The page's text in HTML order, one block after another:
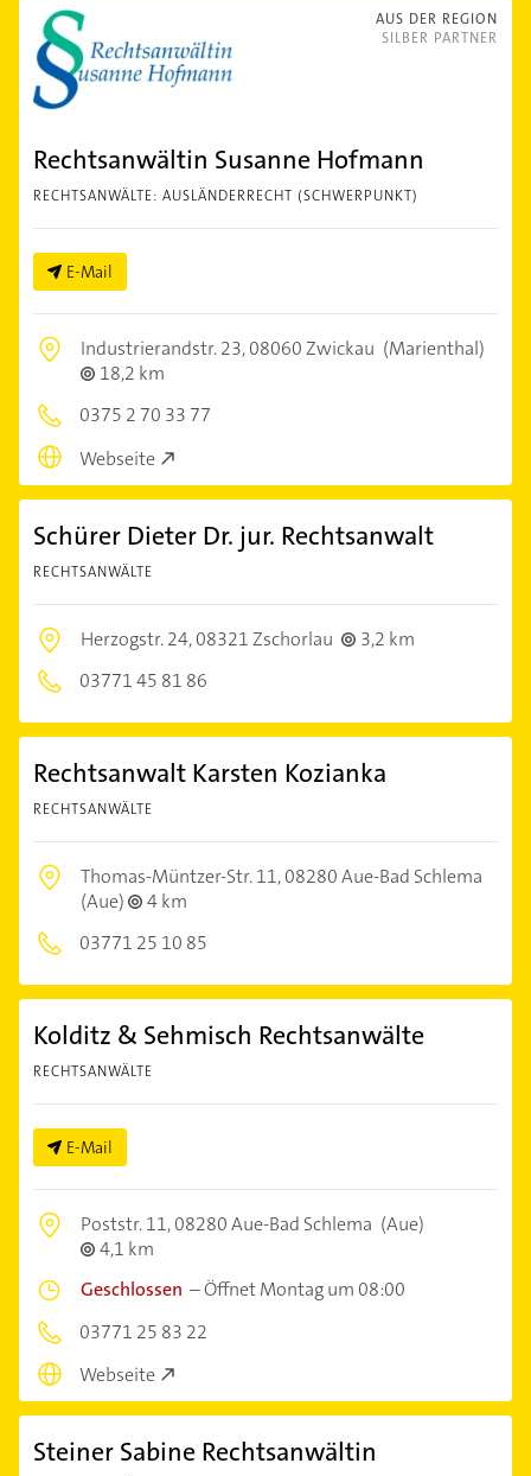
AUS DER REGION
SILBER PARTNER
Rechtsanwältin Susanne Hofmann
RECHTSANWÄLTE: AUSLÄNDERRECHT (SCHWERPUNKT)
E-Mail
Industrierandstr. 23,08060 Zwickau (Marienthal)
18,2 km
0375 2 70 33 77
Webseite
Schürer Dieter Dr. jur. Rechtsanwalt
RECHTSANWÄLTE
Herzogstr. 24,08321 Zschorlau
3,2 km
03771 45 81 86
Rechtsanwalt Karsten Kozianka
RECHTSANWÄLTE
Thomas-Müntzer-Str. 11,08280 Aue-Bad Schlema
(Aue)
4 km
03771 25 10 85
Kolditz & Sehmisch Rechtsanwälte
RECHTSANWÄLTE
E-Mail
Poststr. 11,08280 Aue-Bad Schlema (Aue)
4,1 km
Geschlossen –Öffnet Montag um 08:00
03771 25 83 22
Webseite
Steiner Sabine Rechtsanwältin